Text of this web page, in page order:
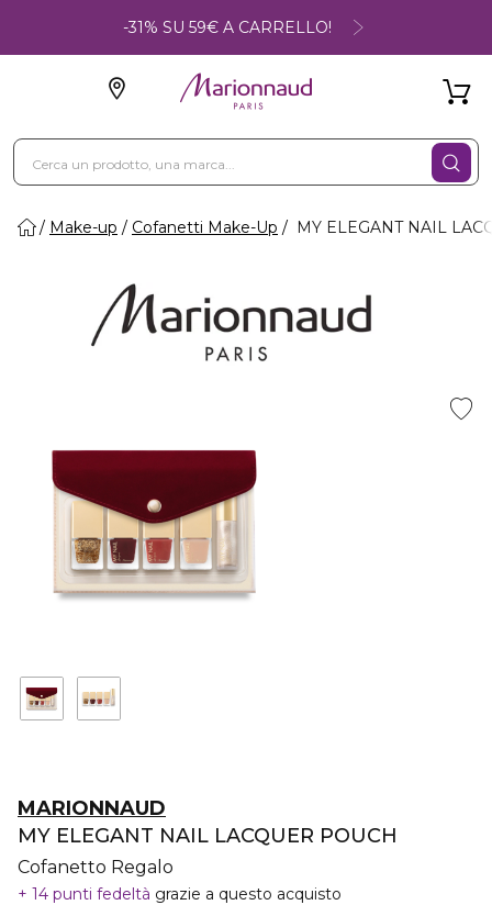
-31% SU 59€ A CARRELLO!
Make-up Cofanetti Make-Up MY ELEGANT NAIL
MARIONNAUD
MY ELEGANT NAIL LACQUER POUCH
Cofanetto Regalo
14 punti fedeltà grazie a questo acquisto